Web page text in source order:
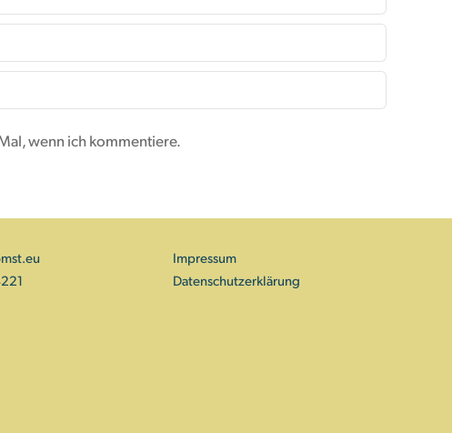
wenn ich kommentiere.
Impressum
Datenschutzerklärung